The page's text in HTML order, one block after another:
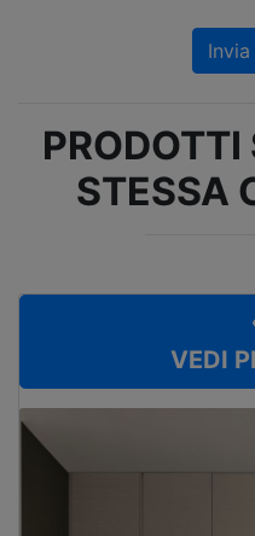
STESSA
VEDI